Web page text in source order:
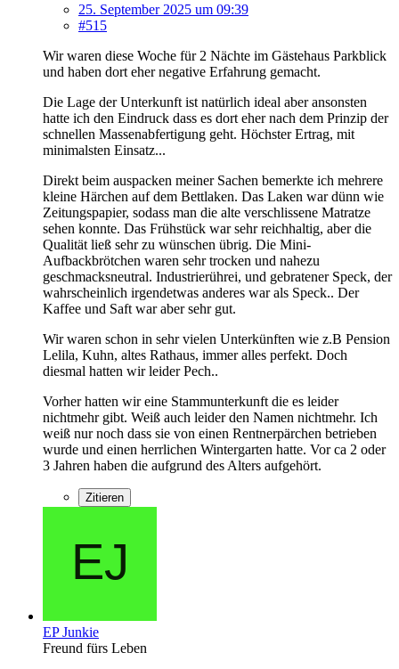
25. September 2025 um 09:39
#515
Wir waren diese Woche für 2 Nächte im Gästehaus Parkblick
und haben dort eher negative Erfahrung gemacht.
Die Lage der Unterkunft ist natürlich ideal aber ansonsten
hatte ich den Eindruck dass es dort eher nach dem Prinzip der
schnellen Massenabfertigung geht. Höchster Ertrag, mit
minimalsten Einsatz...
Direkt beim auspacken meiner Sachen bemerkte ich mehrere
kleine Härchen auf dem Bettlaken. Das Laken war dünn wie
Zeitungspapier, sodass man die alte verschlissene Matratze
sehen konnte. Das Frühstück war sehr reichhaltig, aber die
Qualität ließ sehr zu wünschen übrig. Die Mini-
Aufbackbrötchen waren sehr trocken und nahezu
geschmacksneutral. Industrierührei, und gebratener Speck, der
wahrscheinlich irgendetwas anderes war als Speck.. Der
Kaffee und Saft war aber sehr gut.
Wir waren schon in sehr vielen Unterkünften wie z.B Pension
Lelila, Kuhn, altes Rathaus, immer alles perfekt. Doch
diesmal hatten wir leider Pech..
Vorher hatten wir eine Stammunterkunft die es leider
nichtmehr gibt. Weiß auch leider den Namen nichtmehr. Ich
weiß nur noch dass sie von einen Rentnerpärchen betrieben
wurde und einen herrlichen Wintergarten hatte. Vor ca 2 oder
3 Jahren haben die aufgrund des Alters aufgehört.
Zitieren
EP Junkie
Freund fürs Leben